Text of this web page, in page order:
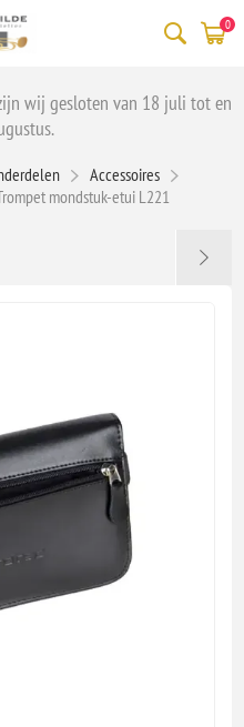
0
wij gesloten van 18 juli tot en
Accessoires
mondstuk-etui L221